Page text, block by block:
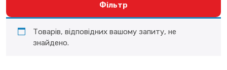
Фільтр
Товарів, відповідних вашому запиту, не
знайдено.